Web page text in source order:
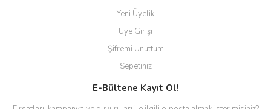
Yeni Üyelik
Üye Girişi
Şifremi Unuttum
Sepetiniz
E-Bültene Kayıt Ol!